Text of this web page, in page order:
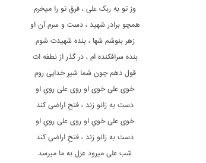
وز تو به ربک علی ، فرقِ تو را میخرم
همچو برادر شهید ، دست و سرم آنِ او
زهر بنوشم شها ، بنده شهیدت شوم
بنده سرافکنده ام ، در گذر از نطفه ات
قول دهم چون شما شیرِ خدایی روم
خوی علی خوی او روی علی رویِ او
دست به زانو زند ، فتحِ اراضی کند
خوی علی خویِ او روی علی رویِ او
دست به زانو زند ، فتحِ اراضی کند
شب علی میرود عزل به ما میرسد